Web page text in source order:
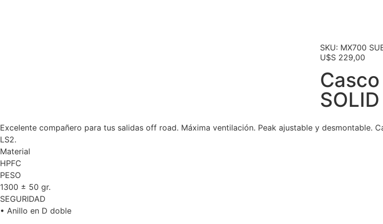
SKU: MX700
U$S 229,00
Excelente compañero para tus salidas off road. Máxima ventilación. Peak ajustable y desmontable.
LS2.
Material
HPFC
PESO
1300 ± 50 gr.
SEGURIDAD
• Anillo en D doble